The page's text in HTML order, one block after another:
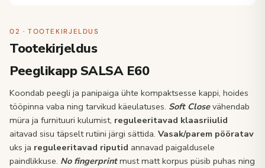
02 · TOOTEKIRJELDUS
Tootekirjeldus
Peeglikapp SALSA E60
Koondab peegli ja panipaiga ühte kompaktsesse kappi, hoides
tööpinna vaba ning tarvikud käeulatuses. Soft Closevähendab
müra ja furnituuri kulumist, reguleeritavad klaasriiulid
aitavad sisu täpselt rutiini järgi sättida. Vasak/parem pööratav
uks ja reguleeritavad riputid annavad paigaldusele
paindlikkuse. No fingerprintmust matt korpus püsib puhas ning